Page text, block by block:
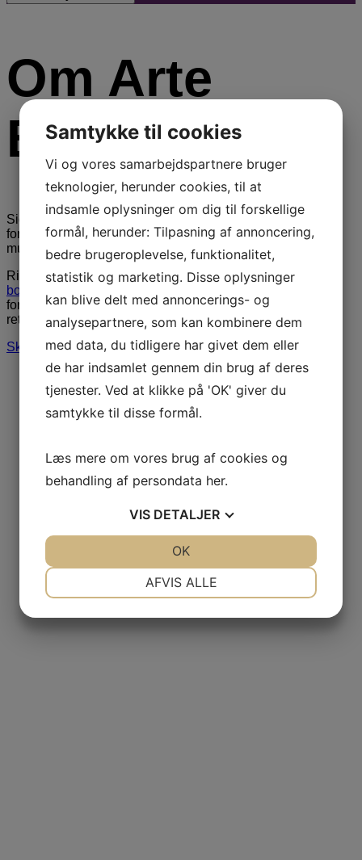
Om Arte
Booking
Siden 1946 har ARTE Booking formidlet foredrag,
foredragsholdere, underholdning, stand-up komikere og
musik.
Ring til os på3848 1400eller send en mail til
booking@artebooking.dk
formidling. Vi glæder os til at hjælpe dig med at finde den
rette person til jeres næste arrangement.
Skriv til os via formular
Samtykke til cookies
Vi og vores samarbejdspartnere bruger
teknologier, herunder cookies, til at
indsamle oplysninger om dig til forskellige
formål, herunder: Tilpasning af annoncering,
bedre brugeroplevelse, funktionalitet,
statistik og marketing. Disse oplysninger
kan blive delt med annoncerings- og
analysepartnere, som kan kombinere dem
med data, du tidligere har givet dem eller
de har indsamlet gennem din brug af deres
tjenester. Ved at klikke på 'OK' giver du
samtykke til disse formål.
Læs mere om vores brug af cookies og
behandling af persondata her.
VIS DETALJER
AFVIS ALLE
OK